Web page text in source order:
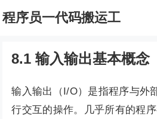
程序员一代码搬运工
8.1 输入输出基本概念
输入输出（I/O）是指程序与外
行交互的操作。几乎所有的程